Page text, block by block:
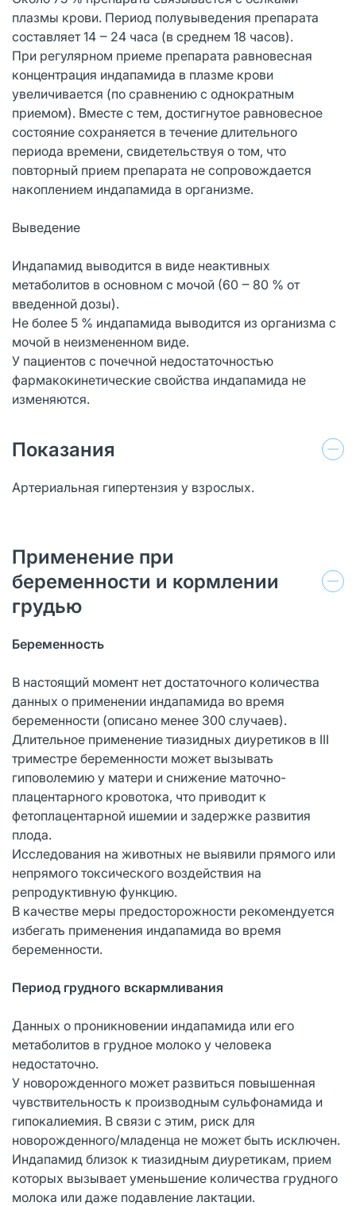
плазмы крови. Период полувыведения препарата
составляет 14 ‒ 24 часа (в среднем 18 часов).
При регулярном приеме препарата равновесная
концентрация индапамида в плазме крови
увеличивается (по сравнению с однократным
приемом). Вместе с тем, достигнутое равновесное
состояние сохраняется в течение длительного
периода времени, свидетельствуя о том, что
повторный прием препарата не сопровождается
накоплением индапамида в организме.
Выведение
Индапамид выводится в виде неактивных
метаболитов в основном с мочой (60 ‒ 80 % от
введенной дозы).
Не более 5 % индапамида выводится из организма с
мочой в неизмененном виде.
У пациентов с почечной недостаточностью
фармакокинетические свойства индапамида не
изменяются.
Показания
Артериальная гипертензия у взрослых.
Применение при
беременности и кормлении
грудью
Беременность
В настоящий момент нет достаточного количества
данных о применении индапамида во время
беременности (описано менее 300 случаев).
Длительное применение тиазидных диуретиков в III
триместре беременности может вызывать
гиповолемию у матери и снижение маточно-
плацентарного кровотока, что приводит к
фетоплацентарной ишемии и задержке развития
плода.
Исследования на животных не выявили прямого или
непрямого токсического воздействия на
репродуктивную функцию.
В качестве меры предосторожности рекомендуется
избегать применения индапамида во время
беременности.
Период грудного вскармливания
Данных о проникновении индапамида или его
метаболитов в грудное молоко у человека
недостаточно.
У новорожденного может развиться повышенная
чувствительность к производным сульфонамида и
гипокалиемия. В связи с этим, риск для
новорожденного/младенца не может быть исключен.
Индапамид близок к тиазидным диуретикам, прием
которых вызывает уменьшение количества грудного
молока или даже подавление лактации.